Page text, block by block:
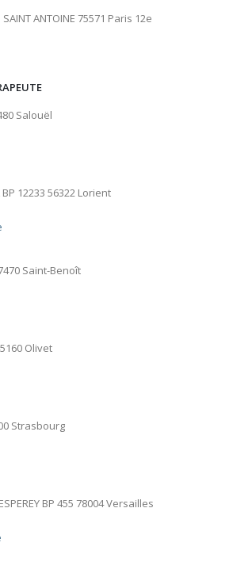
ANTOINE 75571 Paris 12e
Salouël
12233 56322 Lorient
Saint-Benoît
Olivet
Strasbourg
BP 455 78004 Versailles